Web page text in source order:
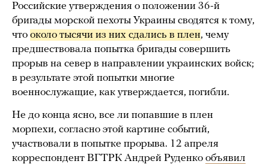
Российские утверждения о положении 36-й
бригады морской пехоты Украины сводятся к тому,
что около тысячи из них сдались в плен, чему
предшествовала попытка бригады совершить
прорыв на север в направлении украинских войск;
в результате этой попытки многие
военнослужащие, как утверждается, погибли.
Не до конца ясно, все ли попавшие в плен
морпехи, согласно этой картине событий,
участвовали в попытке прорыва. 12 апреля
корреспондент ВГТРК Андрей Руденко объявил